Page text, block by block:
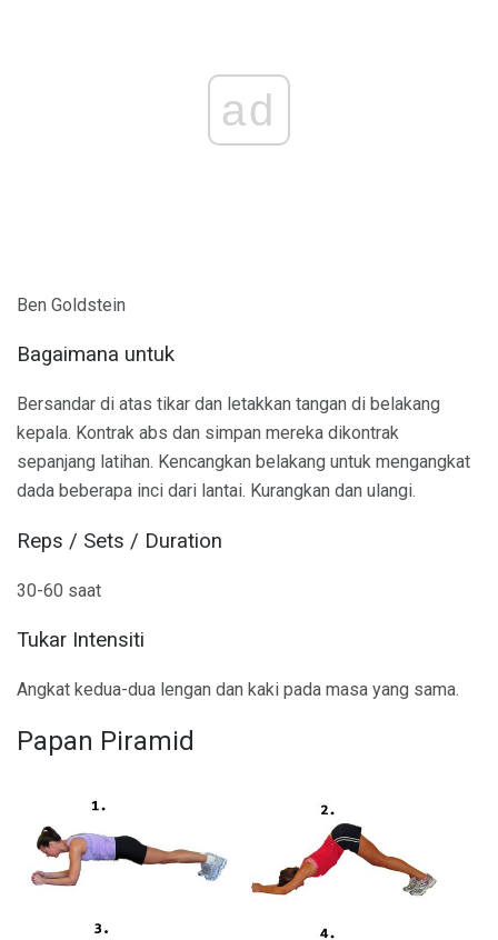
ad
Ben Goldstein
Bagaimana untuk
Bersandar di atas tikar dan letakkan tangan di belakang
kepala. Kontrak abs dan simpan mereka dikontrak
sepanjang latihan. Kencangkan belakang untuk mengangkat
dada beberapa inci dari lantai. Kurangkan dan ulangi.
Reps / Sets / Duration
30-60 saat
Tukar Intensiti
Angkat kedua-dua lengan dan kaki pada masa yang sama.
Papan Piramid